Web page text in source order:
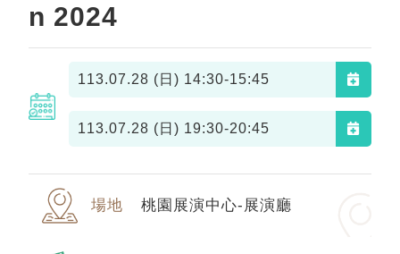
n 2024
113.07.28 (日) 14:30-15:45
113.07.28 (日) 19:30-20:45
場地 桃園展演中心-展演廳